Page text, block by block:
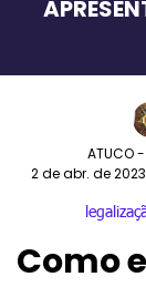
Como
ATUCO -
2 de abr. de 2023